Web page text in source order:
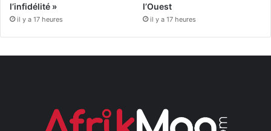
l’infidélité »
il y a 17 heures
l’Ouest
il y a 17 heures